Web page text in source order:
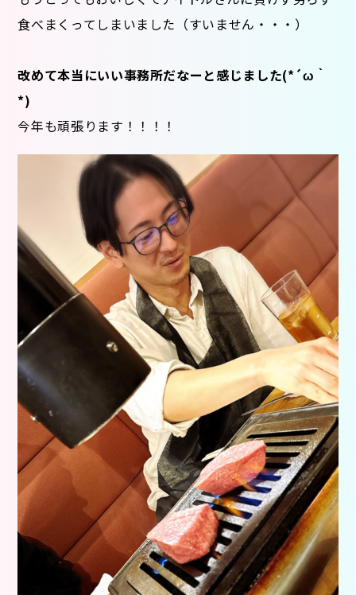
食べまくってしまいました（すいません・・・）
改めて本当にいい事務所だなーと感じました(*´ω｀
*)
今年も頑張ります！！！！